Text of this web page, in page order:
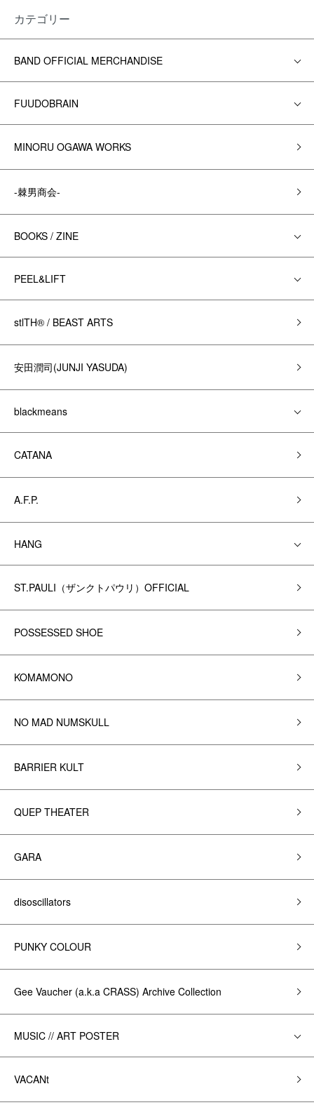
カテゴリー
BAND OFFICIAL MERCHANDISE
FUUDOBRAIN
MINORU OGAWA WORKS
-棘男商会-
BOOKS / ZINE
PEEL&LIFT
stlTH® / BEAST ARTS
安田潤司(JUNJI YASUDA)
blackmeans
CATANA
A.F.P.
HANG
ST.PAULI（ザンクトパウリ）OFFICIAL
POSSESSED SHOE
KOMAMONO
NO MAD NUMSKULL
BARRIER KULT
QUEP THEATER
GARA
disoscillators
PUNKY COLOUR
Gee Vaucher (a.k.a CRASS) Archive Collection
MUSIC // ART POSTER
VACANt